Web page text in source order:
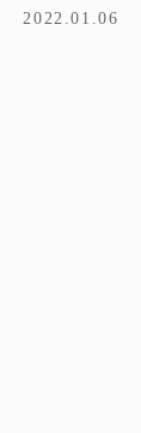
2022.01.06